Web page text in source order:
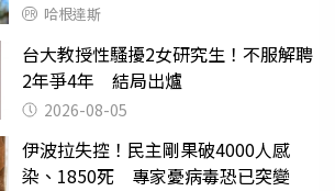
哈根達斯
台大教授性騷擾2女研究生！不服解聘
2年爭4年 結局出爐
2026-08-05
伊波拉失控！民主剛果破4000人感
染、1850死 專家憂病毒恐已突變